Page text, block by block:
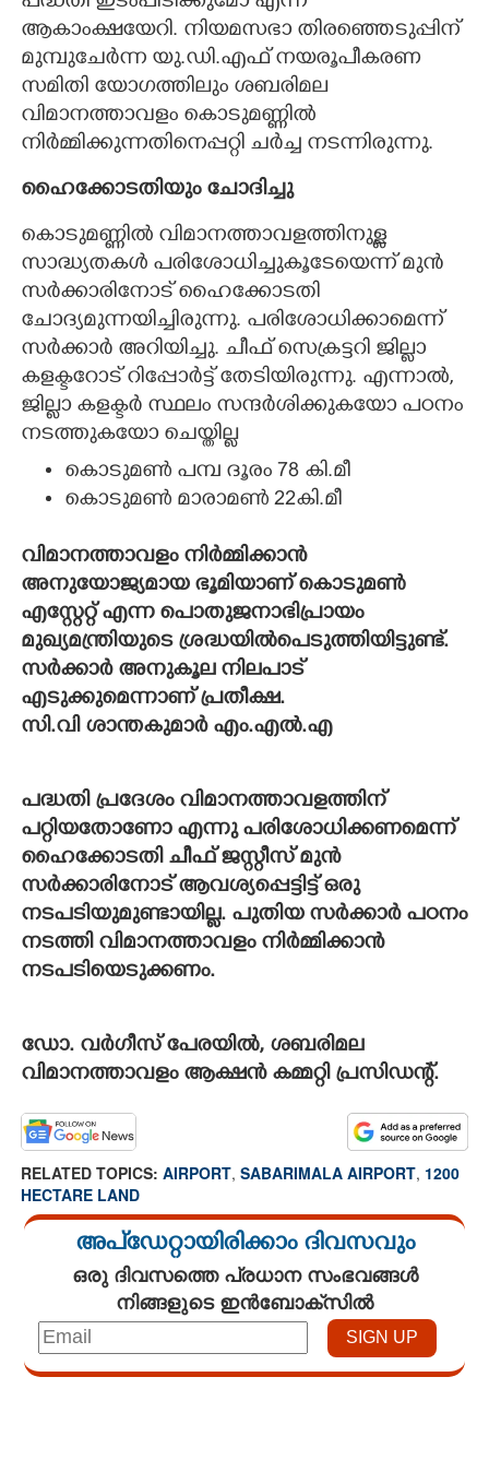
ആകാംക്ഷയേറി. നിയമസഭാ തിരഞ്ഞെടുപ്പിന്
മുമ്പുചേർന്ന യു.ഡി.എഫ് നയരൂപീകരണ
സമിതി യോഗത്തിലും ശബരിമല
വിമാനത്താവളം കൊടുമണ്ണിൽ
നിർമ്മിക്കുന്നതിനെപ്പറ്റി ചർച്ച നടന്നിരുന്നു.
ഹൈക്കോടതിയും ചോദിച്ചു
കൊടുമണ്ണിൽ വിമാനത്താവളത്തിനുള്ള
സാദ്ധ്യതകൾ പരിശോധിച്ചുകൂടേയെന്ന് മുൻ
സർക്കാരിനോട് ഹൈക്കോടതി
ചോദ്യമുന്നയിച്ചിരുന്നു. പരിശോധിക്കാമെന്ന്
സർക്കാർ അറിയിച്ചു. ചീഫ് സെക്രട്ടറി ജില്ലാ
കളക്ടറോട് റിപ്പോർട്ട് തേടിയിരുന്നു. എന്നാൽ,
ജില്ലാ കളക്ടർ സ്ഥലം സന്ദർശിക്കുകയോ പഠനം
നടത്തുകയോ ചെയ്തില്ല
കൊടുമൺ പമ്പ ദൂരം 78 കി.മീ
കൊടുമൺ മാരാമൺ 22കി.മീ
വിമാനത്താവളം നിർമ്മിക്കാൻ
അനുയോജ്യമായ ഭൂമിയാണ് കൊടുമൺ
എസ്റ്റേറ്റ് എന്ന പൊതുജനാഭിപ്രായം
മുഖ്യമന്ത്രിയുടെ ശ്രദ്ധയിൽപെടുത്തിയിട്ടുണ്ട്.
സർക്കാർ അനുകൂല നിലപാട്
എടുക്കുമെന്നാണ് പ്രതീക്ഷ.
സി.വി ശാന്തകുമാർ എം.എൽ.എ
പദ്ധതി പ്രദേശം വിമാനത്താവളത്തിന്
പറ്റിയതോണോ എന്നു പരിശോധിക്കണമെന്ന്
ഹൈക്കോടതി ചീഫ് ജസ്റ്റീസ് മുൻ
സർക്കാരിനോട് ആവശ്യപ്പെട്ടിട്ട് ഒരു
നടപടിയുമുണ്ടായില്ല. പുതിയ സർക്കാർ പഠനം
നടത്തി വിമാനത്താവളം നിർമ്മിക്കാൻ
നടപടിയെടുക്കണം.
ഡോ. വർഗീസ് പേരയിൽ, ശബരിമല
വിമാനത്താവളം ആക്ഷൻ കമ്മറ്റി പ്രസിഡന്റ്.
RELATED TOPICS: AIRPORT, SABARIMALA AIRPORT, 1200
HECTARE LAND
അപ്ഡേറ്റായിരിക്കാം ദിവസവും
ഒരു ദിവസത്തെ പ്രധാന സംഭവങ്ങൾ
നിങ്ങളുടെ ഇൻബോക്സിൽ